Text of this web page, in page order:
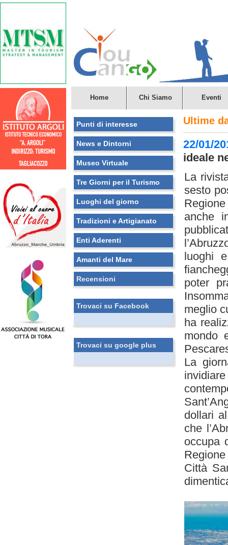
Home Chi Siamo Eventi
Punti di interesse
News e Dintorni
Museo Virtuale
Tre Giorni per il Turismo
Luoghi del giorno
Tradizioni e Artigianato
Enti Aderenti
Amanti del Mare
Recensioni
Trovaci su Facebook
Trovaci su google plus
Ultime
22/01/
ideale
La
sesto
anche
luoghi
poter
meglio
ha
mondo
La
dollari
che
occupa
Città